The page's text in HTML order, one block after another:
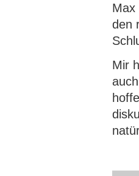
Max
den
Mir